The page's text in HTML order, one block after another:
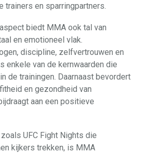
trainers en sparringpartners.
biedt MMA ook tal van
en emotioneel vlak.
discipline, zelfvertrouwen en
enkele van de kernwaarden die
de trainingen. Daarnaast bevordert
en gezondheid van
aan een positieve
UFC Fight Nights die
kijkers trekken, is MMA